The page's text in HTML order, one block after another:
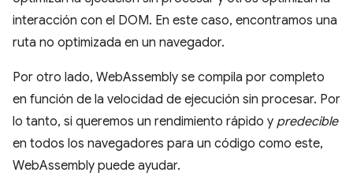
interacción con el DOM. En este caso, encontramos una
ruta no optimizada en un navegador.
Por otro lado, WebAssembly se compila por completo
en función de la velocidad de ejecución sin procesar. Por
lo tanto, si queremos un rendimiento rápido y predecible
en todos los navegadores para un código como este,
WebAssembly puede ayudar.